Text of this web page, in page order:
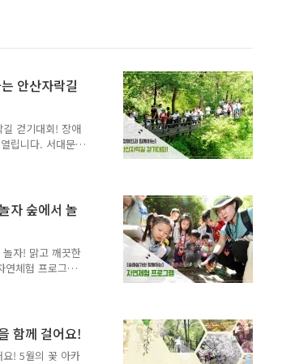
안산자락길
걷기대회! 장애
립니다. 서대문장
자세히 알아볼까
시 : 2015년 5월
3140-3015 ※ 홈
관새소식 ▶ '안
되겠죠! 여러분
자 숲에서 놀
자! 맑고 깨끗한
연체험 프로그
다양한 자연재
흥미로운 이야
자연체험 프로그
생 맞춤 숲길여
연염색교실 ○ 프
함께 걸어요!
요! 5월의 꽃 아카